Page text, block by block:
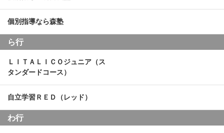
個別指導なら森塾
ら行
ＬＩＴＡＬＩＣＯジュニア（ス
タンダードコース）
自立学習ＲＥＤ（レッド）
わ行